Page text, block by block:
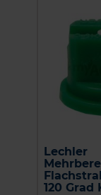
Lechler
120 Grad